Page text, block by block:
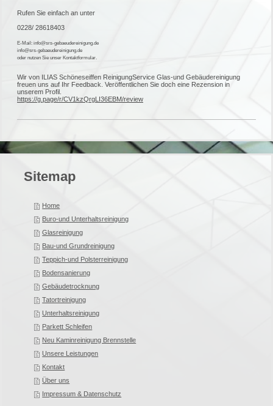
Rufen Sie einfach an unter
0228/ 28618403
E-Mail: info@srs-gebaeudereinigung.de
info@srs-gebaeudereinigung.de
oder nutzen Sie unser Kontaktformular.
Wir von ILIAS Schöneseiffen ReinigungService Glas-und Gebäudereinigung
freuen uns auf Ihr Feedback. Veröffentlichen Sie doch eine Rezension in
unserem Profil.
https://g.page/r/CV1kzQrgLI36EBM/review
Sitemap
Home
Buro-und Unterhaltsreinigung
Glasreinigung
Bau-und Grundreinigung
Teppich-und Polsterreinigung
Bodensanierung
Gebäudetrocknung
Tatortreinigung
Unterhaltsreinigung
Parkett Schleifen
Neu Kaminreinigung Brennstelle
Unsere Leistungen
Kontakt
Über uns
Impressum & Datenschutz